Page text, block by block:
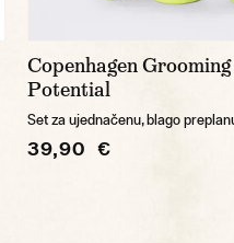
Copenhagen
Potential
Set za ujednačenu, blago
39,90 €